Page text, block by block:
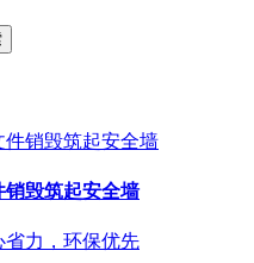
毁筑起安全墙